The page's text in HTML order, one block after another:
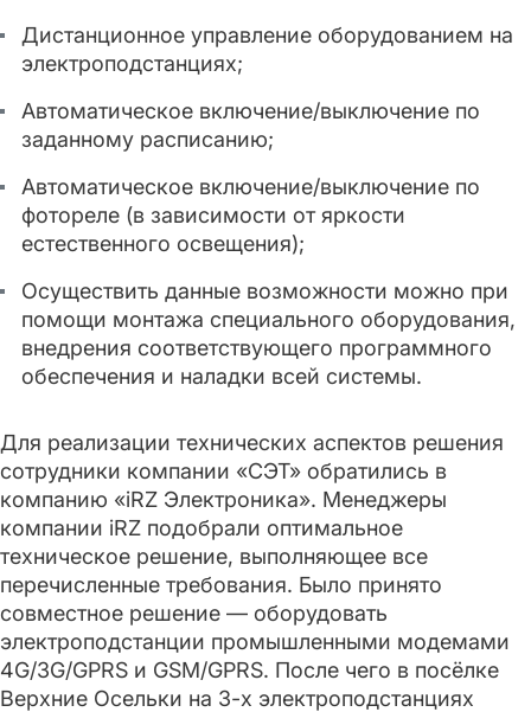
Дистанционное управление оборудованием на
электроподстанциях;
Автоматическое включение/выключение по
заданному расписанию;
Автоматическое включение/выключение по
фотореле (в зависимости от яркости
естественного освещения);
Осуществить данные возможности можно при
помощи монтажа специального оборудования,
внедрения соответствующего программного
обеспечения и наладки всей системы.
Для реализации технических аспектов решения
сотрудники компании «СЭТ» обратились в
компанию «iRZ Электроника». Менеджеры
компании iRZ подобрали оптимальное
техническое решение, выполняющее все
перечисленные требования. Было принято
совместное решение — оборудовать
электроподстанции промышленными модемами
4G/3G/GPRS и GSM/GPRS. После чего в посёлке
Верхние Осельки на 3-х электроподстанциях